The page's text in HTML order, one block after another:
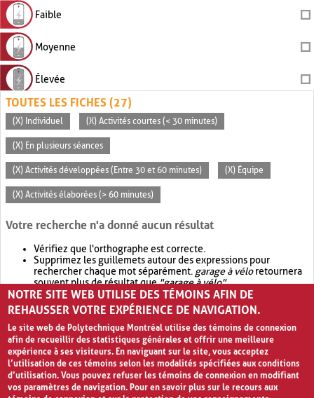
Faible
Moyenne
Élevée
TOUTES LES FICHES (27)
(X) Individuel (X) Activités courtes (< 30 minutes)
(X) En plusieurs séances
(X) Activités développées (Entre 30 et 60 minutes) (X) Équipe
(X) Activités élaborées (> 60 minutes)
Votre recherche n'a donné aucun résultat
Vérifiez que l'orthographe est correcte.
Supprimez les guillemets autour des expressions pour
rechercher chaque mot séparément. garage à véloretournera
souvent plus de résultat que"garage à vélo".
Envisagez d'élargir votre recherche avec OR.garage OR vélo
retournera souvent plus de résultat quegarage à vélo
NOTRE SITE WEB UTILISE DES TÉMOINS AFIN DE
REHAUSSER VOTRE EXPÉRIENCE DE NAVIGATION.
Le site web de Polytechnique Montréal utilise des témoins de connexion
afin de recueillir des statistiques générales et offrir une meilleure
expérience à ses visiteurs. En naviguant sur le site, vous acceptez
l’utilisation de ces témoins selon les modalités spécifiées aux conditions
d’utilisation. Vous pouvez refuser les témoins de connexion en modifiant
vos paramètres de navigation. Pour en savoir plus sur le recours aux